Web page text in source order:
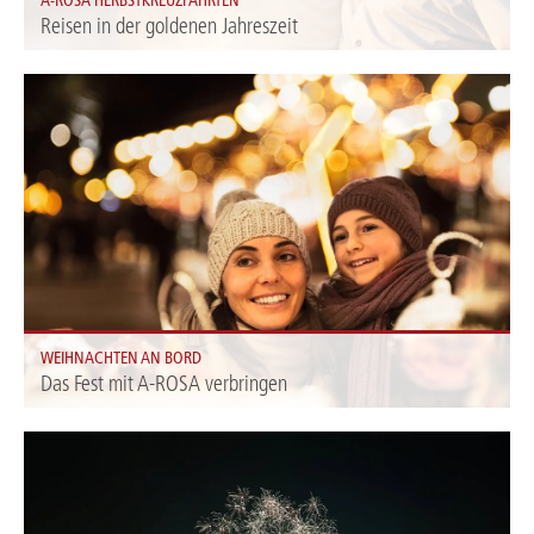
Reisen in der goldenen Jahreszeit
Herbstmonate September, Oktober und November.
WEIHNACHTEN AN BORD
Das Fest mit A-ROSA verbringen